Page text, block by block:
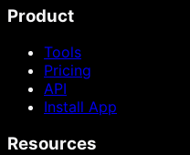
Product
Tools
Pricing
API
Install App
Resources